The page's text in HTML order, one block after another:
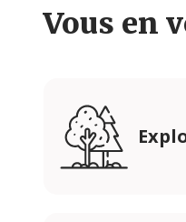
Vous en